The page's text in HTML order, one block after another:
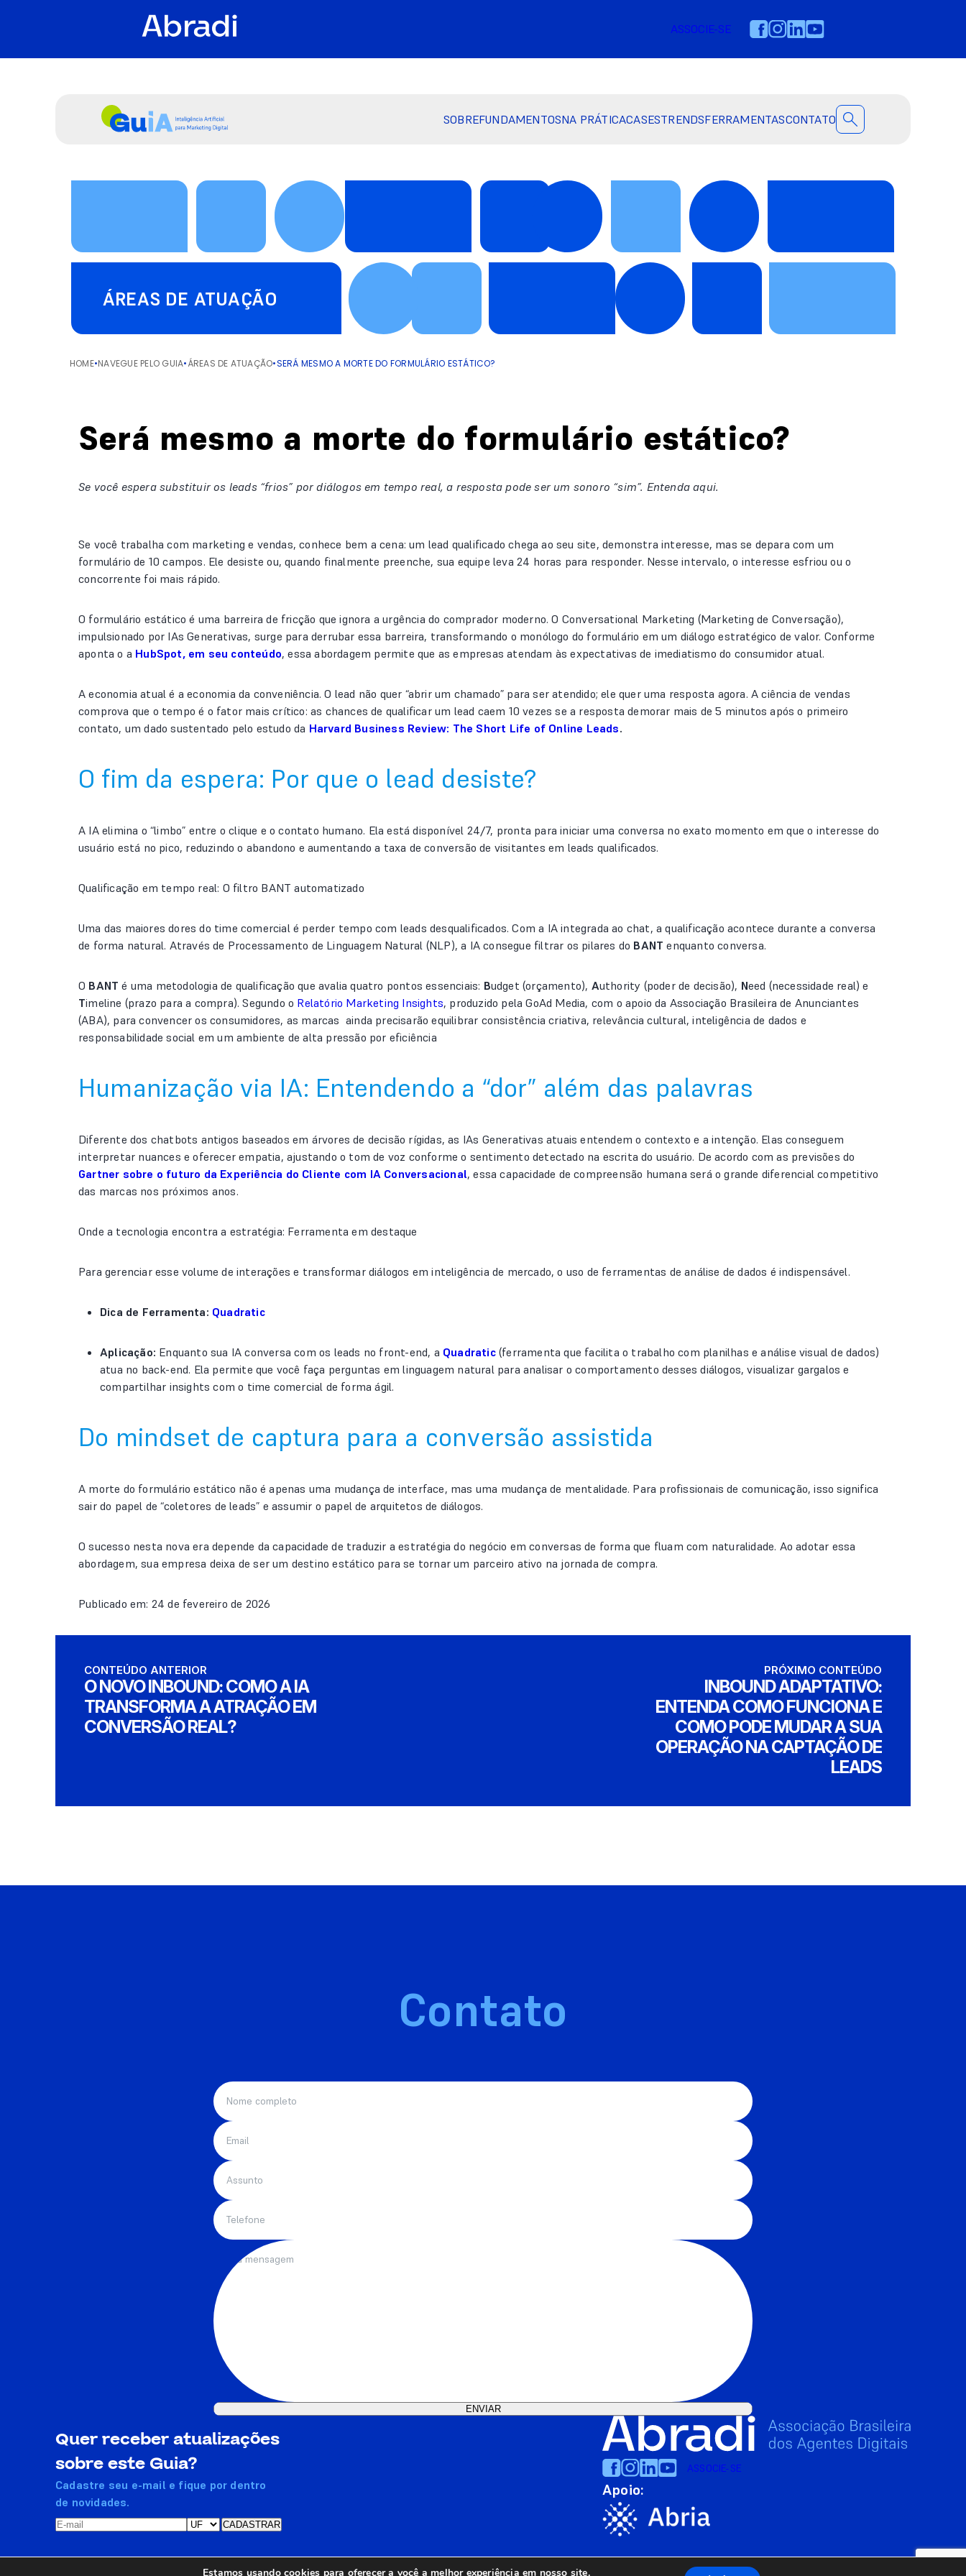
ASSOCIE-SE
SOBREFUNDAMENTOSNA PRÁTICACASESTRENDSFERRAMENTASCONTATO
ÁREAS DE ATUAÇÃO
HOME•NAVEGUE PELO GUIA•ÁREAS DE ATUAÇÃO•SERÁ MESMO A MORTE DO FORMULÁRIO ESTÁTICO?
Será mesmo a morte do formulário estático?
Se você espera substituir os leads “frios” por diálogos em tempo real, a resposta pode ser um sonoro “sim”. Entenda aqui.
Se você trabalha com marketing e vendas, conhece bem a cena: um lead qualificado chega ao seu site, demonstra interesse, mas se depara com um
formulário de 10 campos. Ele desiste ou, quando finalmente preenche, sua equipe leva 24 horas para responder. Nesse intervalo, o interesse esfriou ou o
concorrente foi mais rápido.
O formulário estático é uma barreira de fricção que ignora a urgência do comprador moderno. O Conversational Marketing (Marketing de Conversação),
impulsionado por IAs Generativas, surge para derrubar essa barreira, transformando o monólogo do formulário em um diálogo estratégico de valor. Conforme
aponta o a HubSpot, em seu conteúdo, essa abordagem permite que as empresas atendam às expectativas de imediatismo do consumidor atual.
A economia atual é a economia da conveniência. O lead não quer “abrir um chamado” para ser atendido; ele quer uma resposta agora. A ciência de vendas
comprova que o tempo é o fator mais crítico: as chances de qualificar um lead caem 10 vezes se a resposta demorar mais de 5 minutos após o primeiro
contato, um dado sustentado pelo estudo da Harvard Business Review: The Short Life of Online Leads.
O fim da espera: Por que o lead desiste?
A IA elimina o “limbo” entre o clique e o contato humano. Ela está disponível 24/7, pronta para iniciar uma conversa no exato momento em que o interesse do
usuário está no pico, reduzindo o abandono e aumentando a taxa de conversão de visitantes em leads qualificados.
Qualificação em tempo real: O filtro BANT automatizado
Uma das maiores dores do time comercial é perder tempo com leads desqualificados. Com a IA integrada ao chat, a qualificação acontece durante a conversa
de forma natural. Através de Processamento de Linguagem Natural (NLP), a IA consegue filtrar os pilares do BANT enquanto conversa.
O BANT é uma metodologia de qualificação que avalia quatro pontos essenciais: Budget (orçamento), Authority (poder de decisão), Need (necessidade real) e
Timeline (prazo para a compra). Segundo o Relatório Marketing Insights, produzido pela GoAd Media, com o apoio da Associação Brasileira de Anunciantes
(ABA), para convencer os consumidores, as marcas ainda precisarão equilibrar consistência criativa, relevância cultural, inteligência de dados e
responsabilidade social em um ambiente de alta pressão por eficiência
Humanização via IA: Entendendo a “dor” além das palavras
Diferente dos chatbots antigos baseados em árvores de decisão rígidas, as IAs Generativas atuais entendem o contexto e a intenção. Elas conseguem
interpretar nuances e oferecer empatia, ajustando o tom de voz conforme o sentimento detectado na escrita do usuário. De acordo com as previsões do
Gartner sobre o futuro da Experiência do Cliente com IA Conversacional, essa capacidade de compreensão humana será o grande diferencial competitivo
das marcas nos próximos anos.
Onde a tecnologia encontra a estratégia: Ferramenta em destaque
Para gerenciar esse volume de interações e transformar diálogos em inteligência de mercado, o uso de ferramentas de análise de dados é indispensável.
Dica de Ferramenta: Quadratic
Aplicação: Enquanto sua IA conversa com os leads no front-end, a Quadratic(ferramenta que facilita o trabalho com planilhas e análise visual de dados)
atua no back-end. Ela permite que você faça perguntas em linguagem natural para analisar o comportamento desses diálogos, visualizar gargalos e
compartilhar insights com o time comercial de forma ágil.
Do mindset de captura para a conversão assistida
A morte do formulário estático não é apenas uma mudança de interface, mas uma mudança de mentalidade. Para profissionais de comunicação, isso significa
sair do papel de “coletores de leads” e assumir o papel de arquitetos de diálogos.
O sucesso nesta nova era depende da capacidade de traduzir a estratégia do negócio em conversas de forma que fluam com naturalidade. Ao adotar essa
abordagem, sua empresa deixa de ser um destino estático para se tornar um parceiro ativo na jornada de compra.
Publicado em: 24 de fevereiro de 2026
CONTEÚDO ANTERIOR
O NOVO INBOUND: COMO A IA
TRANSFORMA A ATRAÇÃO EM
CONVERSÃO REAL?
PRÓXIMO CONTEÚDO
INBOUND ADAPTATIVO:
ENTENDA COMO FUNCIONA E
COMO PODE MUDAR A SUA
OPERAÇÃO NA CAPTAÇÃO DE
LEADS
Contato
Quer receber atualizações
sobre este Guia?
Cadastre seu e-mail e fique por dentro
de novidades.
ASSOCIE-SE
Apoio:
Estamos usando cookies para oferecer a você a melhor experiência em nosso site.